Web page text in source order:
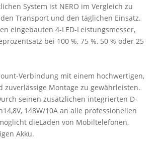
System ist NERO im Vergleich zu
Transport und den täglichen Einsatz.
eingebauten 4-LED-Leistungsmesser,
bei 100 %, 75 %, 50 % oder 25
Verbindung mit einem hochwertigen,
Montage zu gewährleisten.
seinen zusätzlichen integrierten D-
148W/10A an alle professionellen
dieLaden von Mobiltelefonen,
Akku.